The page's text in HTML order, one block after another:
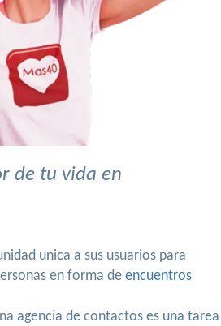
de tu vida en
unica a sus usuarios para
en forma de encuentros
agencia de contactos es una tarea